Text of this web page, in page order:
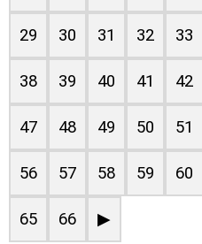
29 30 31 32 33
38 39 40 41 42
47 48 49 50 51
56 57 58 59 60
65 66 ▶